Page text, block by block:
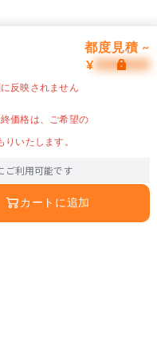
都度見積 ~
¥
反映されません
価格は、ご希望の
いたします。
ご利用可能です
カートに追加